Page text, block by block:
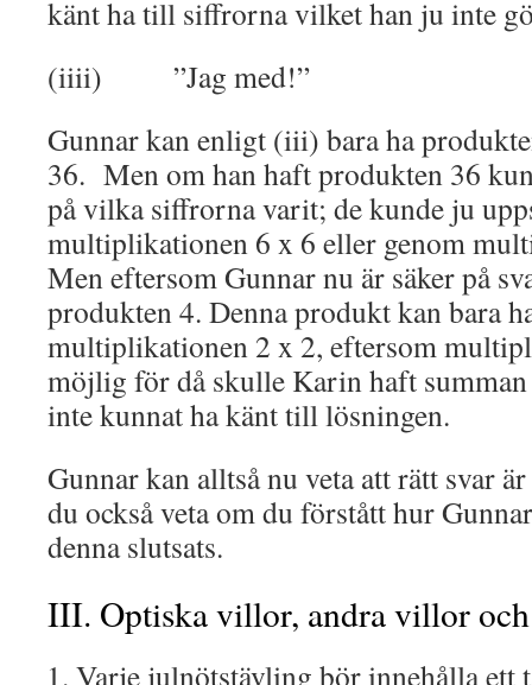
känt ha till siffrorna vilket han ju inte
(iiii) ”Jag med!”
Gunnar kan enligt (iii) bara ha
36. Men om han haft produkten 36
på vilka siffrorna varit; de kunde ju
multiplikationen 6 x 6 eller genom
Men eftersom Gunnar nu är säker på
produkten 4. Denna produkt kan bara
multiplikationen 2 x 2, eftersom
möjlig för då skulle Karin haft
inte kunnat ha känt till lösningen.
Gunnar kan alltså nu veta att rätt svar
du också veta om du förstått hur
denna slutsats.
III. Optiska villor, andra villor
Varje julnötstävling bör innehålla ett